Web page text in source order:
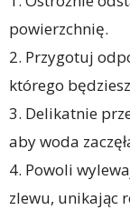
powierzchnię.
2. Przygotuj
którego
3. Delikatnie
aby woda
4. Powoli
zlewu, unikając